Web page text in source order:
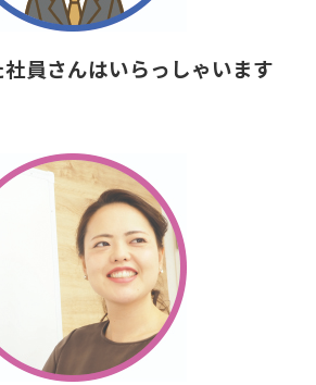
員さんはいらっしゃいます